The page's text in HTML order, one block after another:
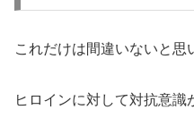
これだけは間違いないと思
ヒロインに対して対抗意識